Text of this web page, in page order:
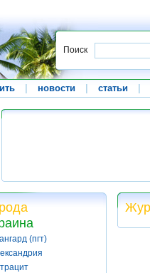
Поиск
новости статьи
(пгт)